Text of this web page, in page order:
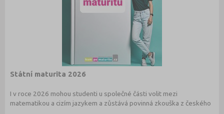
Státní maturita 2026
I v roce 2026 mohou studenti u společné části volit mezi
matematikou a cizím jazykem a zůstává povinná zkouška z českého